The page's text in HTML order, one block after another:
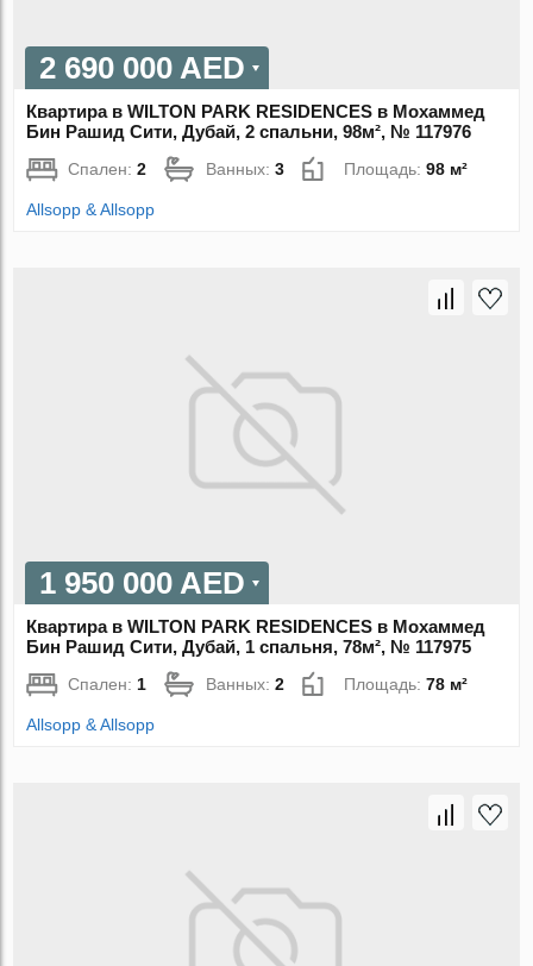
2 690 000 AED
Квартира в WILTON PARK RESIDENCES в Мохаммед
Бин Рашид Сити, Дубай, 2 спальни, 98м², № 117976
Спален:2 Ванных:3 Площадь:98 м²
Allsopp & Allsopp
1 950 000 AED
Квартира в WILTON PARK RESIDENCES в Мохаммед
Бин Рашид Сити, Дубай, 1 спальня, 78м², № 117975
Спален:1 Ванных:2 Площадь:78 м²
Allsopp & Allsopp